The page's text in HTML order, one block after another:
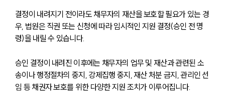
결정이 내려지기 전이라도 채무자의 재산을 보호할 필요가 있는 경
우, 법원은 직권 또는 신청에 따라 임시적인 지원 결정(승인 전 명
령)을 내릴 수 있습니다.
승인 결정이 내려진 이후에는 채무자의 업무 및 재산과 관련된 소
송이나 행정절차의 중지, 강제집행 중지, 재산 처분 금지, 관리인 선
임 등 채권자 보호를 위한 다양한 지원 조치가 이루어집니다.